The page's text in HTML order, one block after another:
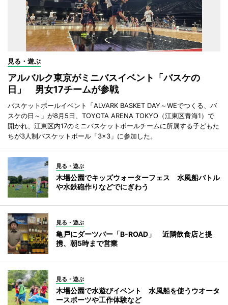
見る・遊ぶ
アルバルク東京がミニバスイベント「バスケの
日」 男女17チームが参戦
バスケットボールイベント「ALVARK BASKET DAY～WEでつくる、バ
スケの日～」が8月5日、TOYOTA ARENA TOKYO（江東区青海1）で
開かれ、江東区内17のミニバスケットボールチームに所属する子どもた
ちが3人制バスケットボール「3×3」に参加した。
見る・遊ぶ
木場公園でキッズウォーターフェス 水風船バトル
や水鉄砲作りなどでにぎわう
見る・遊ぶ
亀戸にダーツバー「B-ROAD」 近隣飲食店と提
携、朝5時まで営業
見る・遊ぶ
木場公園で水遊びイベント 水風船を使うウオータ
ースポーツや工作体験など